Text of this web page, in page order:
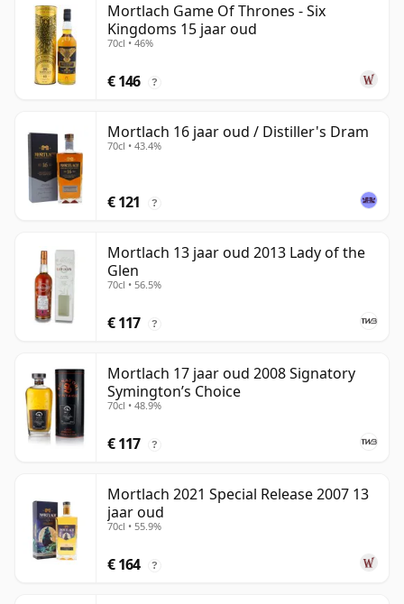
Mortlach Game Of Thrones - Six
Kingdoms 15 jaar oud
70cl • 46%
€ 146 ?
Mortlach 16 jaar oud / Distiller's Dram
70cl • 43.4%
€ 121 ?
Mortlach 13 jaar oud 2013 Lady of the
Glen
70cl • 56.5%
€ 117 ?
Mortlach 17 jaar oud 2008 Signatory
Symington’s Choice
70cl • 48.9%
€ 117 ?
Mortlach 2021 Special Release 2007 13
jaar oud
70cl • 55.9%
€ 164 ?